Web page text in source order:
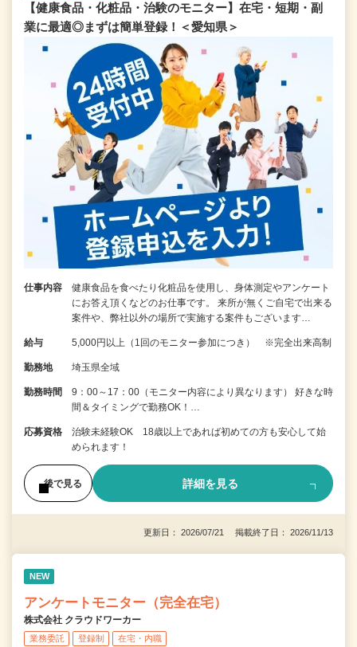
【健康食品・化粧品・治験のモニター】在宅・短期・副
業に最適◎まずは簡単登録！＜愛知県＞
仕事内容
健康食品を食べたり化粧品を使用し、身体測定やアンケート
にお答え頂くなどのお仕事です。 来所が無くご自宅で出来る
案件や、弊社以外の場所で実施する案件もございます…
給与 5,000円以上（1回のモニター参加につき） ※完全出来高制
勤務地 埼玉県全域
勤務時間
9：00～17：00（モニター内容により異なります） 好きな時
間＆タイミングで勤務OK！…
応募資格
治験未経験OK 18歳以上であれば初めての方も安心して始
められます！
後で見る 詳細を見る
更新日： 2026/07/21 掲載終了日： 2026/11/13
NEW
アンケートモニター（完全在宅）
株式会社 クラウドワーカー
業務委託 登録制 在宅・内職